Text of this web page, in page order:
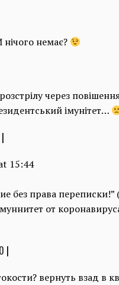
немає?
через
імунітет…
|
15:44
без права переписки!”
от
|
вернуть взад в